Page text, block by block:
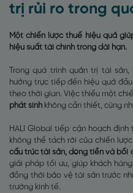
trị rủi ro trong
Một chiến lược thuế hiệu quả
hiệu suất tài chính trong dài hạn.
Trong quá trình quản trị tài sản,
hưởng trực tiếp đến hiệu quả
theo thời gian. Việc thiếu một
phát sinh không cần thiết, cũng
HALI Global tiếp cận hoạch
không thể tách rời của chiến
cấu trúc tài sản, dòng tiền và bối
giải pháp tối ưu, giúp khách
đồng thời bảo vệ tài sản trước
trường kinh tế.